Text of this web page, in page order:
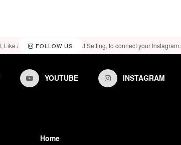
FOLLOW US
Like & View > Instagram Feed Setting, to connect your Instagram
YOUTUBE INSTAGRAM
Home